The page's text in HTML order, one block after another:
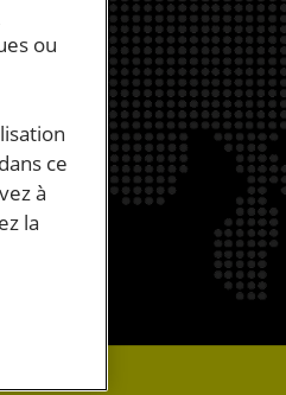
ou
ce
à
la